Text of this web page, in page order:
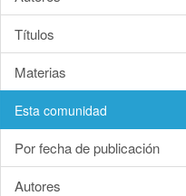
Títulos
Materias
Esta comunidad
Por fecha de publicación
Autores